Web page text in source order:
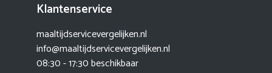
Klantenservice
maaltijdservicevergelijken.nl
info@maaltijdservicevergelijken.nl
08:30 - 17:30 beschikbaar